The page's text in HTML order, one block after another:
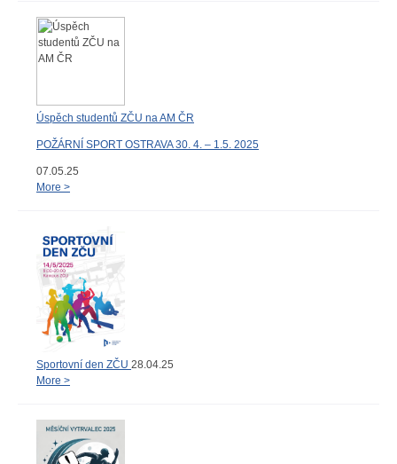
Úspěch studentů ZČU na AM ČR
POŽÁRNÍ SPORT OSTRAVA 30. 4. – 1.5. 2025
07.05.25
More >
Sportovní den ZČU 28.04.25
More >